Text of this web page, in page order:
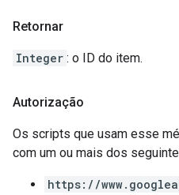
Retornar
Integer : o ID do item.
Autorização
Os scripts que usam esse
com um ou mais dos
https://